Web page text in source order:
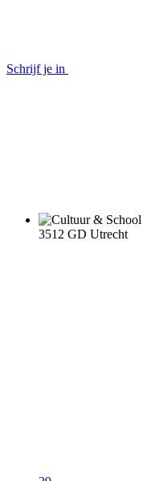
Schrijf je in
3512 GD Utrecht